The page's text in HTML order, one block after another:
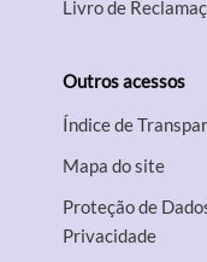
Livro de
Outros acessos
Índice de
Mapa do site
Proteção de
Privacidade